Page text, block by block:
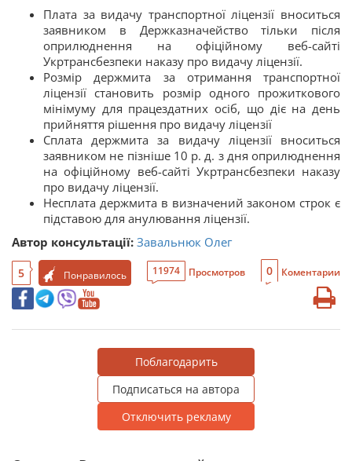
Плата за видачу транспортної ліцензії вноситься
заявником в Держказначейство тільки після
оприлюднення на офіційному веб-сайті
Укртрансбезпеки наказу про видачу ліцензії.
Розмір держмита за отримання транспортної
ліцензії становить розмір одного прожиткового
мінімуму для працездатних осіб, що діє на день
прийняття рішення про видачу ліцензії
Сплата держмита за видачу ліцензії вноситься
заявником не пізніше 10 р. д. з дня оприлюднення
на офіційному веб-сайті Укртрансбезпеки наказу
про видачу ліцензії.
Несплата держмита в визначений законом строк є
підставою для анулювання ліцензії.
Автор консультації: Завальнюк Олег
5 Понравилось 11974 Просмотров 0 Коментарии
Поблагодарить
Подписаться на автора
Отключить рекламу